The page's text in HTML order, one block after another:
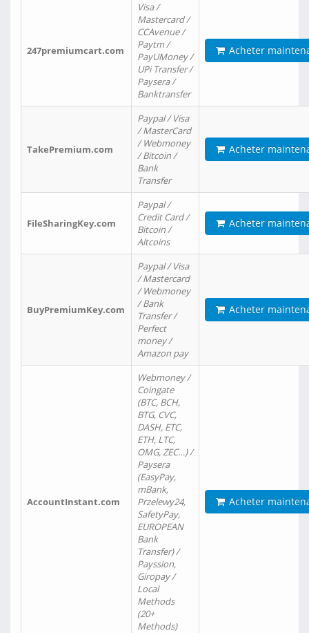
247premiumcart.com
Visa /
Mastercard /
CCAvenue /
Paytm /
PayUMoney /
UPi Transfer /
Paysera /
Banktransfer
Acheter
TakePremium.com
Paypal / Visa
/ MasterCard
/ Webmoney
/ Bitcoin /
Bank
Transfer
Acheter
FileSharingKey.com
Paypal /
Credit Card /
Bitcoin /
Altcoins
Acheter
BuyPremiumKey.com
Paypal / Visa
/ Mastercard
/ Webmoney
/ Bank
Transfer /
Perfect
money /
Amazon pay
Acheter
AccountInstant.com
Webmoney /
Coingate
(BTC, BCH,
BTG, CVC,
DASH, ETC,
ETH, LTC,
OMG, ZEC…) /
Paysera
(EasyPay,
mBank,
Przelewy24,
SafetyPay,
EUROPEAN
Bank
Transfer) /
Payssion,
Giropay /
Local
Methods
(20+
Methods)
Acheter